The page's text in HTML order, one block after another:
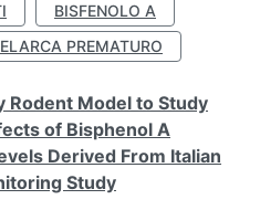
BISFENOLO A
PREMATURO
Rodent Model to Study
of Bisphenol A
Derived From Italian
Study